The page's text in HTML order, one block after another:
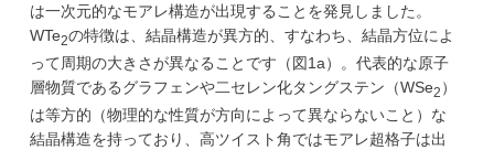
は一次元的なモアレ構造が出現することを発見しました。
WTe2の特徴は、結晶構造が異方的、すなわち、結晶方位によ
って周期の大きさが異なることです（図1a）。代表的な原子
層物質であるグラフェンや二セレン化タングステン（WSe2 ）
は等方的（物理的な性質が方向によって異ならないこと）な
結晶構造を持っており、高ツイスト角ではモアレ超格子は出